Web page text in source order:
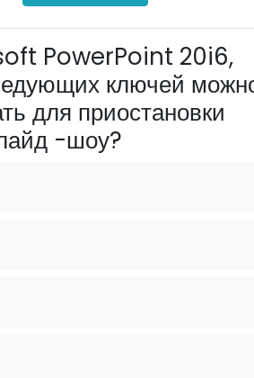
PowerPoint 20i6,
ключей
для приостановки
-шоу?